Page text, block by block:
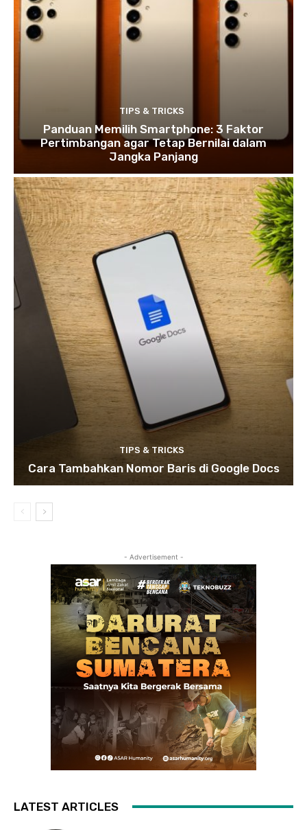
TIPS & TRICKS
Panduan Memilih Smartphone: 3 Faktor
Pertimbangan agar Tetap Bernilai dalam
Jangka Panjang
TIPS & TRICKS
Cara Tambahkan Nomor Baris di Google Docs
- Advertisement -
LATEST ARTICLES